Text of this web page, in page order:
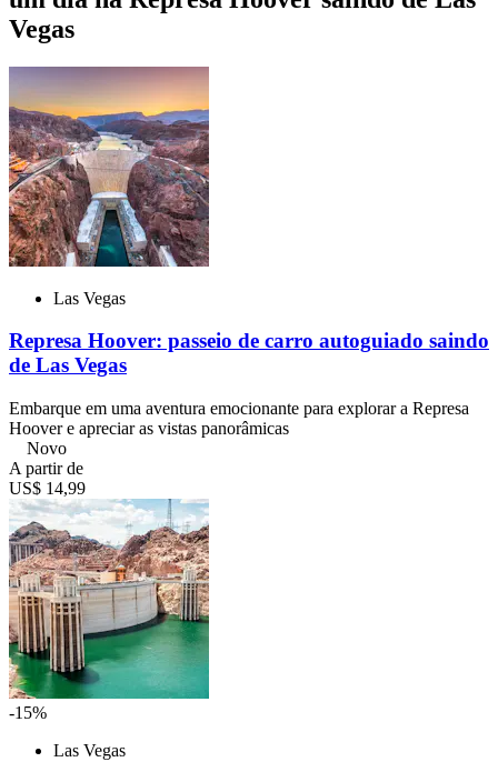
Vegas
Las Vegas
Represa Hoover: passeio de carro autoguiado saindo
de Las Vegas
Embarque em uma aventura emocionante para explorar a Represa
Hoover e apreciar as vistas panorâmicas
Novo
A partir de
US$ 14,99
-15%
Las Vegas